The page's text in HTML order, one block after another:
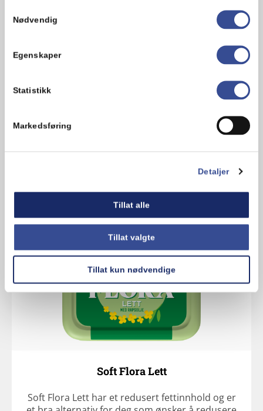
Nødvendig
Egenskaper
Statistikk
Markedsføring
Detaljer
Tillat alle
Tillat valgte
Tillat kun nødvendige
(betakaroten), aroma
Relaterte produkter
Soft Flora Lett
Soft Flora Lett har et redusert fettinnhold og er